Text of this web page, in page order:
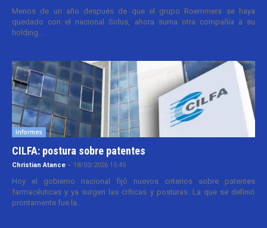
Menos de un año después de que el grupo Roemmers se haya
quedado con el nacional Sidus, ahora suma otra compañía a su
holding....
Informes
CILFA: postura sobre patentes
Christian Atance - 18/03/2026 15:45
Hoy el gobierno nacional fijó nuevos criterios sobre patentes
farmacéuticas y ya surgen las críticas y posturas. La que se definió
prontamente fue la...